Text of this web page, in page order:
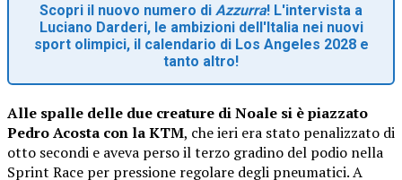
Scopri il nuovo numero di Azzurra! L'intervista a
Luciano Darderi, le ambizioni dell'Italia nei nuovi
sport olimpici, il calendario di Los Angeles 2028 e
tanto altro!
Alle spalle delle due creature di Noale si è piazzato
Pedro Acosta con la KTM, che ieri era stato penalizzato di
otto secondi e aveva perso il terzo gradino del podio nella
Sprint Race per pressione regolare degli pneumatici. A